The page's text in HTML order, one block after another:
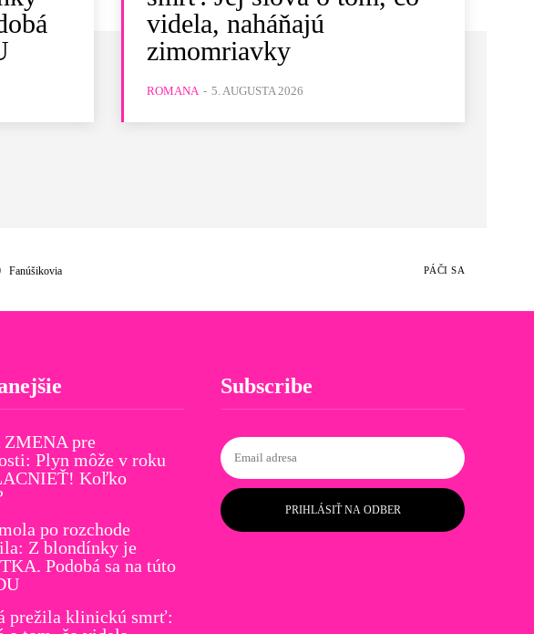
videla, naháňajú
zimomriavky
ROMANA - 5. AUGUSTA 2026
Fanúšikovia PÁČI SA
pre
Plyn môže v roku
Koľko
po rozchode
Z blondínky je
Podobá sa na túto
prežila klinickú smrť:
Subscribe
PRIHLÁSIŤ NA ODBER